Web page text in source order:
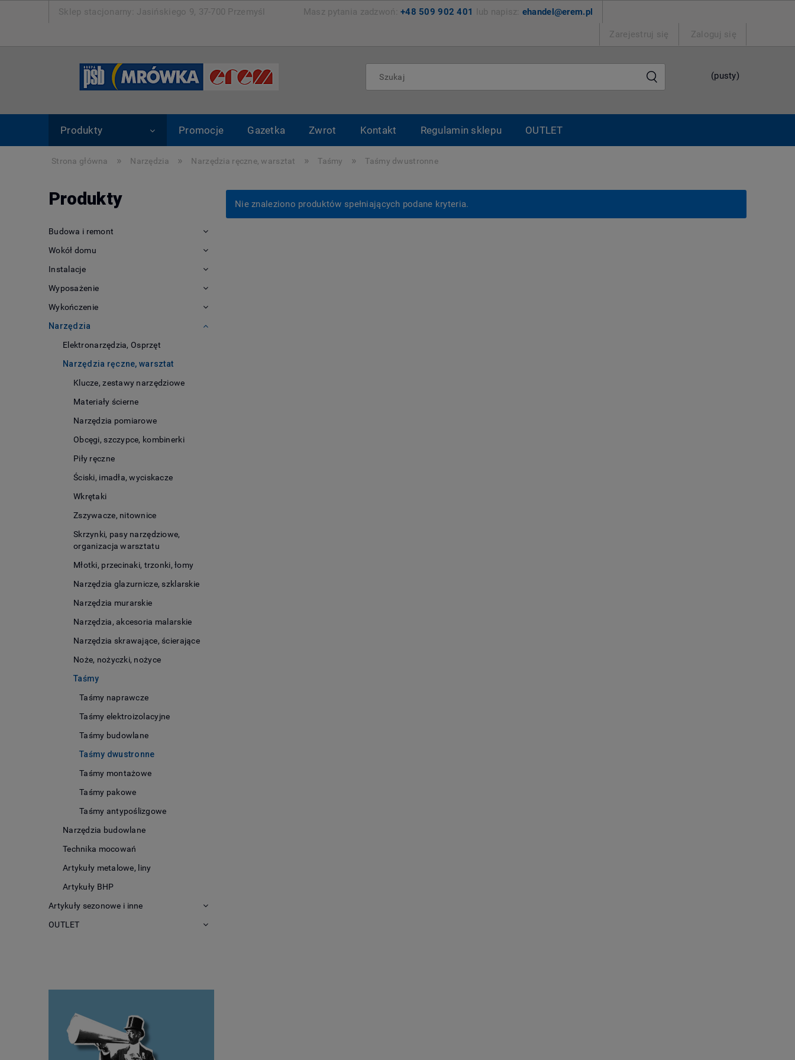
Sklep stacjonarny: Jasińskiego 9, 37-700 Przemyśl Masz pytania zadzwoń: +48 509 902 401 lub napisz: ehandel@erem.pl
Zarejestruj się Zaloguj się
(pusty)
Produkty Promocje Gazetka Zwrot Kontakt Regulamin sklepu OUTLET
Strona główna » Narzędzia » Narzędzia ręczne, warsztat » Taśmy » Taśmy dwustronne
Produkty
Budowa i remont
Wokół domu
Instalacje
Wyposażenie
Wykończenie
Narzędzia
Elektronarzędzia, Osprzęt
Narzędzia ręczne, warsztat
Klucze, zestawy narzędziowe
Materiały ścierne
Narzędzia pomiarowe
Obcęgi, szczypce, kombinerki
Piły ręczne
Ściski, imadła, wyciskacze
Wkrętaki
Zszywacze, nitownice
Skrzynki, pasy narzędziowe,
organizacja warsztatu
Młotki, przecinaki, trzonki, łomy
Narzędzia glazurnicze, szklarskie
Narzędzia murarskie
Narzędzia, akcesoria malarskie
Narzędzia skrawające, ścierające
Noże, nożyczki, nożyce
Taśmy
Taśmy naprawcze
Taśmy elektroizolacyjne
Taśmy budowlane
Taśmy dwustronne
Taśmy montażowe
Taśmy pakowe
Taśmy antypoślizgowe
Narzędzia budowlane
Technika mocowań
Artykuły metalowe, liny
Artykuły BHP
Artykuły sezonowe i inne
OUTLET
Nie znaleziono produktów spełniających podane kryteria.